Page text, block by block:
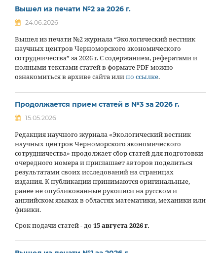
Вышел из печати №2 за 2026 г.
24.06.2026
Вышел из печати №2 журнала “Экологический вестник
научных центров Черноморского экономического
сотрудничества” за 2026 г. С содержанием, рефератами и
полными текстами статей в формате PDF можно
ознакомиться в архиве сайта илипо ссылке.
Продолжается прием статей в №3 за 2026 г.
15.05.2026
Редакция научного журнала «Экологический вестник
научных центров Черноморского экономического
сотрудничества» продолжает сбор статей для подготовки
очередного номера и приглашает авторов поделиться
результатами своих исследований на страницах
издания. К публикации принимаются оригинальные,
ранее не опубликованные рукописи на русском и
английском языках в областях математики, механики или
физики.
Срок подачи статей - до 15 августа 2026 г.